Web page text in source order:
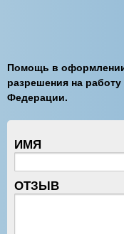
Помощь в
разрешения на
Федерации.
ИМЯ
ОТЗЫВ